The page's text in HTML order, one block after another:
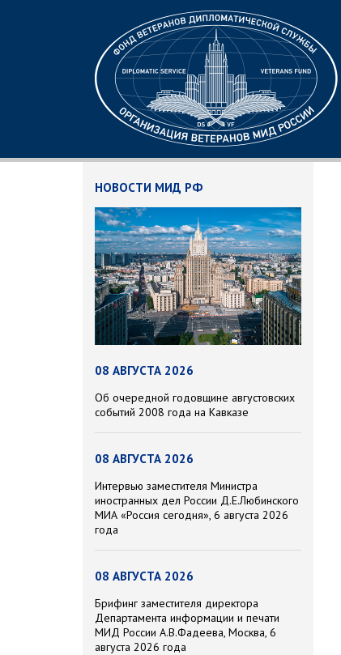
НОВОСТИ МИД РФ
08 АВГУСТА 2026
Об очередной годовщине августовских
событий 2008 года на Кавказе
08 АВГУСТА 2026
Интервью заместителя Министра
иностранных дел России Д.Е.Любинского
МИА «Россия сегодня», 6 августа 2026
года
08 АВГУСТА 2026
Брифинг заместителя директора
Департамента информации и печати
МИД России А.В.Фадеева, Москва, 6
августа 2026 года